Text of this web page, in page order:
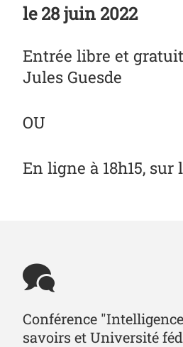
le28 juin 2022
Entrée libre et
Jules Guesde
OU
En ligne à 18h15,
Conférence
savoirs et Université